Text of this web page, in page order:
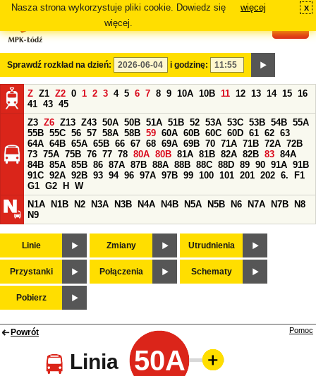
Nasza strona wykorzystuje pliki cookie. Dowiedz się
więcej.
więcej x
Sprawdź rozkład na dzień: i godzinę:
Z Z1 Z2 0 1 2 3 4 5 6 7 8 9 10A 10B 11 12 13 14 15 16
41 43 45
Z3 Z6 Z13 Z43 50A 50B 51A 51B 52 53A 53C 53B 54B 55A
55B 55C 56 57 58A 58B 59 60A 60B 60C 60D 61 62 63
64A 64B 65A 65B 66 67 68 69A 69B 70 71A 71B 72A 72B
73 75A 75B 76 77 78 80A 80B 81A 81B 82A 82B 83 84A
84B 85A 85B 86 87A 87B 88A 88B 88C 88D 89 90 91A 91B
91C 92A 92B 93 94 96 97A 97B 99 100 101 201 202 6.
F1
G1 G2 H
W
N1A
N1B N2 N3A N3B N4A N4B N5A N5B N6 N7A N7B
N8
N9
Linie Zmiany Utrudnienia
Przystanki Połączenia Schematy
Pobierz
Powrót
Linia 50A
Pomoc